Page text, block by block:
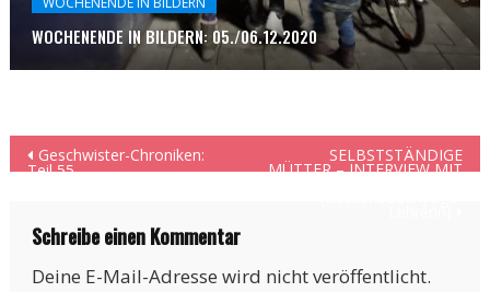
WOCHENENDE IN BILDERN: 05./06.12.2020
Beitragsnavigation
Geschwister-Chroniken:
Teil 55
SELBSTSTÄNDIGE
MÜTTER – INTERVIEW MIT
Schreibe einen Kommentar
Deine E-Mail-Adresse wird nicht veröffentlicht.